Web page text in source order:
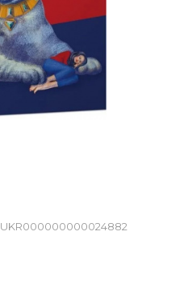
UKR000000000024882